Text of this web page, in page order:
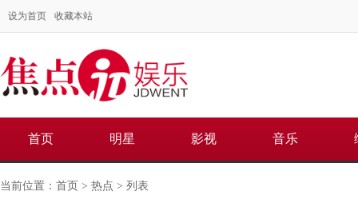
设为首页 收藏本站
首页 明星 影视 音乐
当前位置： 首页 > 热点 > 列表